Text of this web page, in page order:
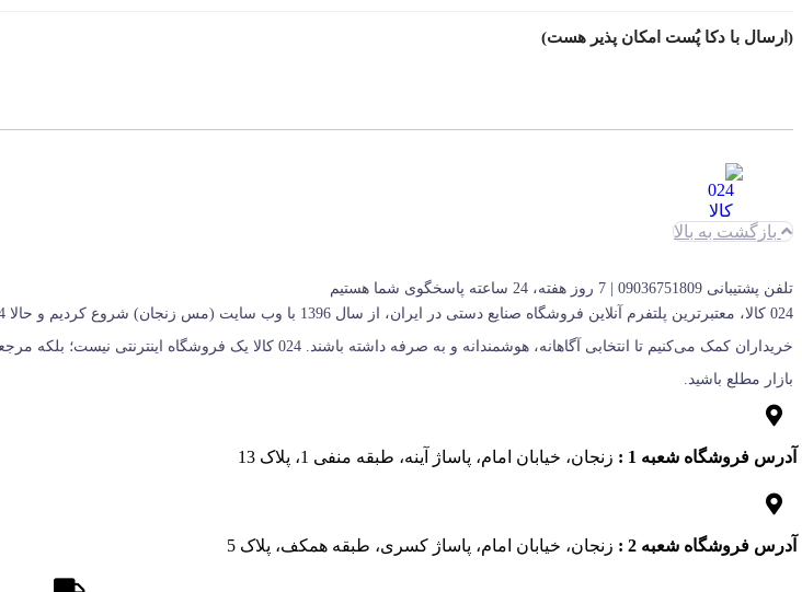
(ارسال با دکا پُست امکان پذیر هست)
بازگشت به بالا
تلفن پشتیبانی 09036751809 | 7 روز هفته، 24 ساعته پاسخگوی شما هستیم
خریداران کمک می‌کنیم تا انتخابی آگاهانه، هوشمندانه و به‌
بازار مطلع باشید.
آدرس فروشگاه شعبه 1 : زنجان، خیابان امام، پاساژ آینه، طبقه منفی 1، پلاک 13
آدرس فروشگاه شعبه 2 : زنجان، خیابان امام، پاساژ کسری، طبقه همکف، پلاک 5